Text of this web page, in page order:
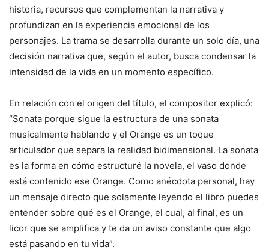
historia, recursos que complementan la narrativa y
profundizan en la experiencia emocional de los
personajes. La trama se desarrolla durante un solo día, una
decisión narrativa que, según el autor, busca condensar la
intensidad de la vida en un momento específico.
En relación con el origen del título, el compositor explicó:
“Sonata porque sigue la estructura de una sonata
musicalmente hablando y el Orange es un toque
articulador que separa la realidad bidimensional. La sonata
es la forma en cómo estructuré la novela, el vaso donde
está contenido ese Orange. Como anécdota personal, hay
un mensaje directo que solamente leyendo el libro puedes
entender sobre qué es el Orange, el cual, al final, es un
licor que se amplifica y te da un aviso constante que algo
está pasando en tu vida”.